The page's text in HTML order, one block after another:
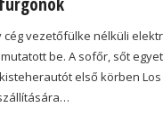
cég vezetőfülke nélküli
be. A sofőr, sőt
első körben Los